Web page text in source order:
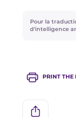
Pour la
d'intelligence
PRINT THE